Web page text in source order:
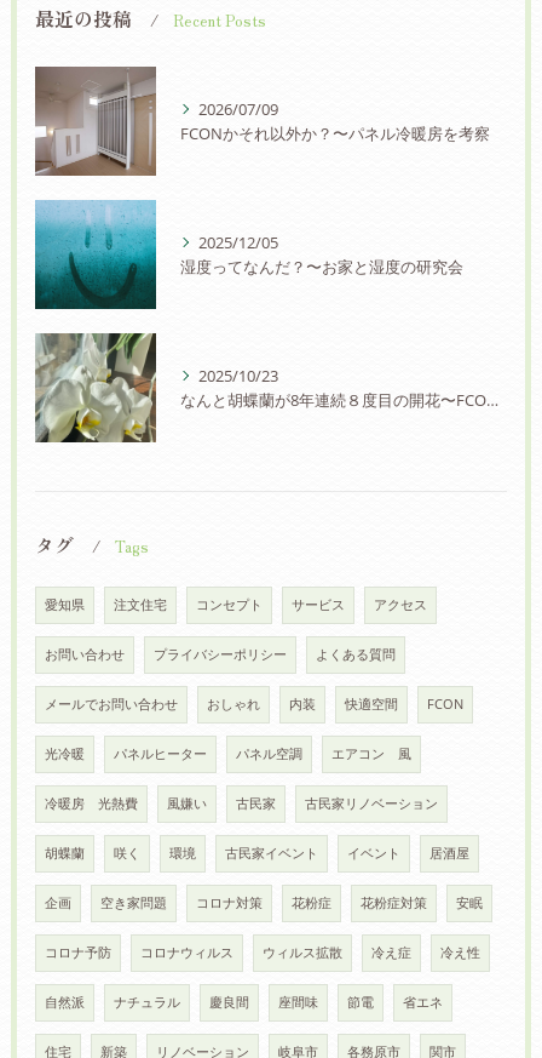
最近の投稿 Recent Posts
2026/07/09
FCONかそれ以外か？〜パネル冷暖房を考察
2025/12/05
湿度ってなんだ？〜お家と湿度の研究会
2025/10/23
なんと胡蝶蘭が8年連続８度目の開花〜FCON住宅の快適さに驚愕の声！
タグ Tags
愛知県 注文住宅 コンセプト サービス アクセス
お問い合わせ プライバシーポリシー よくある質問
メールでお問い合わせ おしゃれ 内装 快適空間 FCON
光冷暖 パネルヒーター パネル空調 エアコン 風
冷暖房 光熱費 風嫌い 古民家 古民家リノベーション
胡蝶蘭 咲く 環境 古民家イベント イベント 居酒屋
企画 空き家問題 コロナ対策 花粉症 花粉症対策 安眠
コロナ予防 コロナウィルス ウィルス拡散 冷え症 冷え性
自然派 ナチュラル 慶良間 座間味 節電 省エネ
住宅 新築 リノベーション 岐阜市 各務原市 関市